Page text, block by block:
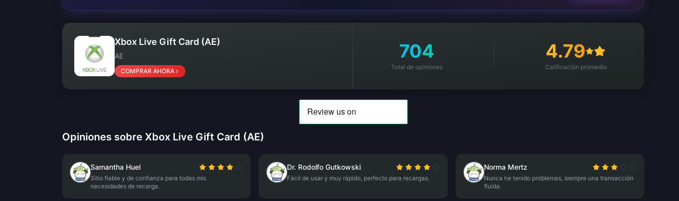
Xbox Live Gift Card (AE)
AE
COMPRAR AHORA
704
Total de opiniones
4.79
Calificación promedio
Opiniones sobre Xbox Live Gift Card (AE)
Samantha Huel
Sitio fiable y de confianza para todas mis
necesidades de recarga.
Dr. Rodolfo Gutkowski
Fácil de usar y muy rápido, perfecto para recargas.
Norma Mertz
Nunca he tenido problemas, siempre una transacción
fluida.